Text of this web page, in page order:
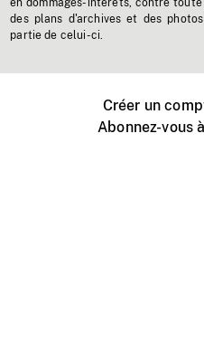
en dommages-intérêts, contre
des plans d'archives et des
partie de celui-ci.
Créer un
Abonnez-vous